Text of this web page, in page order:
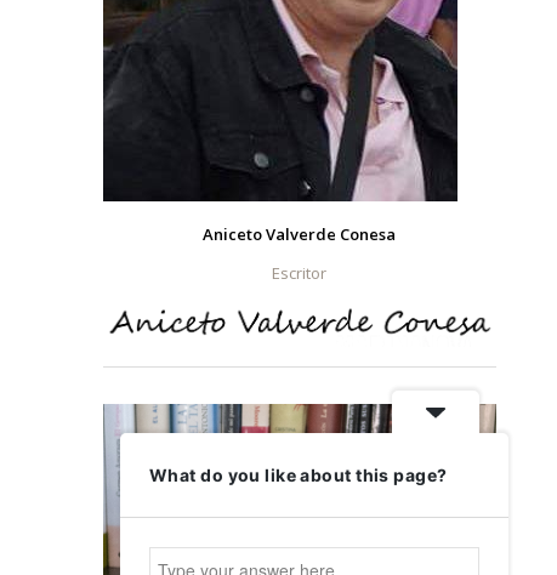
Aniceto Valverde Conesa
Escritor
What do you like about this page?